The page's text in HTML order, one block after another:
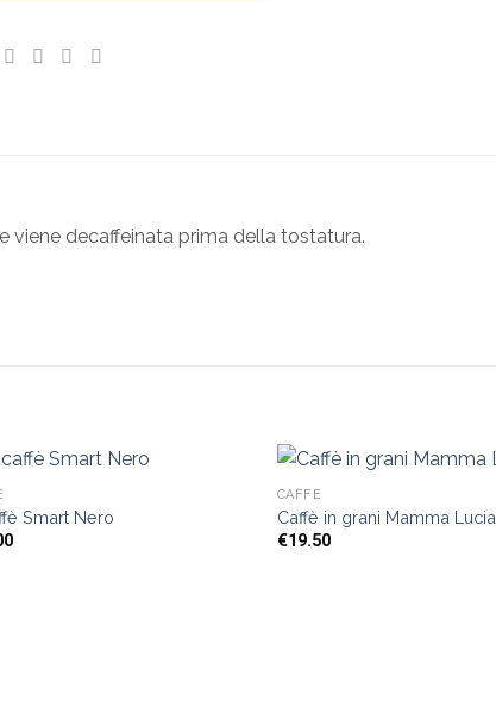
viene decaffeinata prima della tostatura.
Smart Nero
CAFFÈ
Caffè in grani Mamma Lucia
€19.50